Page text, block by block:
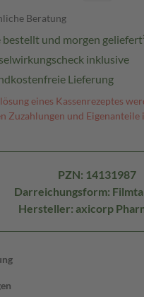
Beratung
bestellt und morgen
inklusive
Lieferung
eines Kassenrezeptes
Zuzahlungen und Eigenanteile
PZN: 14131987
Darreichungsform:
Hersteller: axicorp